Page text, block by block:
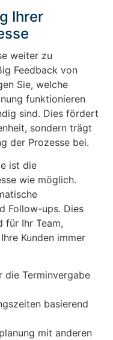
Ihrer
weiter zu
Feedback von
Sie, welche
funktionieren
sind. Dies fördert
sondern trägt
der Prozesse bei.
ist die
wie möglich.
Follow-ups. Dies
für Ihr Team,
Kunden immer
die Terminvergabe
basierend
mit anderen